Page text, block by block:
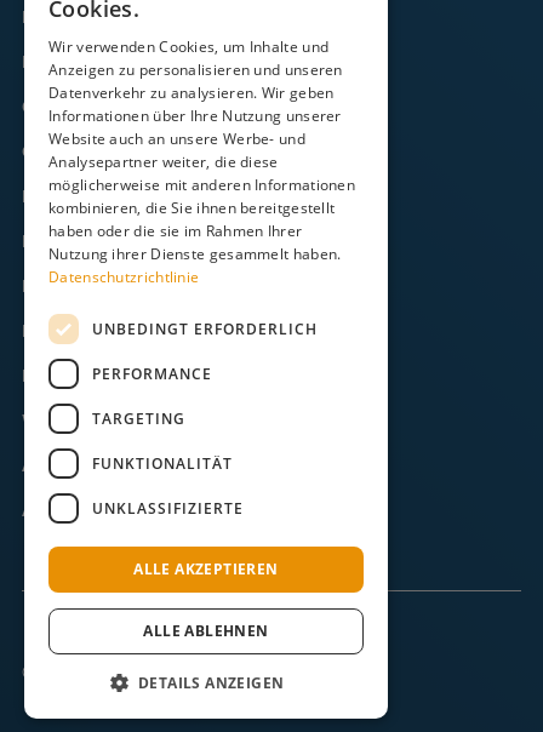
Fähre
Frachtverkehr
Gezeitenkalender
Onlineshop
Kontakt
FAQ
Downloads
Impressum
Datenschutz
Widerruf
AGB
ABB
© 2025 Langeoog.
Cookies.
Wir verwenden Cookies, um Inhalte und
Anzeigen zu personalisieren und unseren
Datenverkehr zu analysieren. Wir geben
Informationen über Ihre Nutzung unserer
Website auch an unsere Werbe- und
Analysepartner weiter, die diese
möglicherweise mit anderen Informationen
kombinieren, die Sie ihnen bereitgestellt
haben oder die sie im Rahmen Ihrer
Nutzung ihrer Dienste gesammelt haben.
Datenschutzrichtlinie
UNBEDINGT ERFORDERLICH
PERFORMANCE
TARGETING
FUNKTIONALITÄT
UNKLASSIFIZIERTE
ALLE AKZEPTIEREN
ALLE ABLEHNEN
DETAILS ANZEIGEN